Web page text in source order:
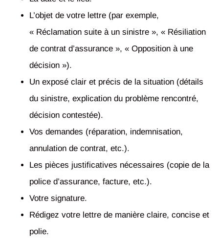
L’objet de votre lettre (par exemple,
« Réclamation suite à un sinistre », « Résiliation
de contrat d’assurance », « Opposition à une
décision »).
Un exposé clair et précis de la situation (détails
du sinistre, explication du problème rencontré,
décision contestée).
Vos demandes (réparation, indemnisation,
annulation de contrat, etc.).
Les pièces justificatives nécessaires (copie de la
police d’assurance, facture, etc.).
Votre signature.
Rédigez votre lettre de manière claire, concise et
polie.